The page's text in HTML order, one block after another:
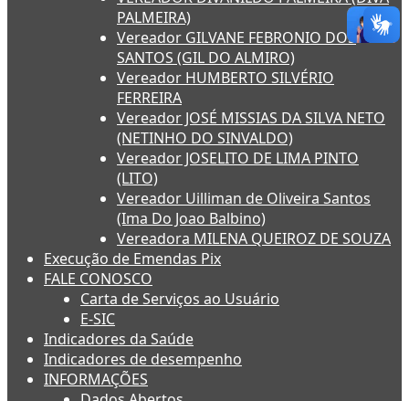
PALMEIRA)
Vereador GILVANE FEBRONIO DOS
SANTOS (GIL DO ALMIRO)
Vereador HUMBERTO SILVÉRIO
FERREIRA
Vereador JOSÉ MISSIAS DA SILVA NETO
(NETINHO DO SINVALDO)
Vereador JOSELITO DE LIMA PINTO
(LITO)
Vereador Uilliman de Oliveira Santos
(Ima Do Joao Balbino)
Vereadora MILENA QUEIROZ DE SOUZA
Execução de Emendas Pix
FALE CONOSCO
Carta de Serviços ao Usuário
E-SIC
Indicadores da Saúde
Indicadores de desempenho
INFORMAÇÕES